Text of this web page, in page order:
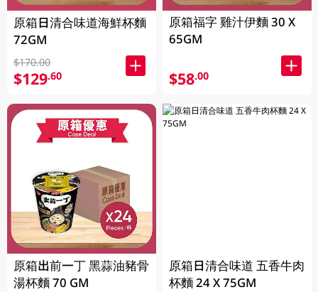
原箱日清合味道海鮮杯麵
72GM
$170.00
$129.60
原箱出前一丁 黑蒜油豬骨
湯杯麵 70 GM
原箱福字 雞汁伊麵 30 X
65GM
$58.00
原箱日清合味道 五香牛肉
杯麵 24 X 75GM